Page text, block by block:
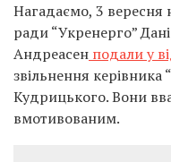
Нагадаємо, 3 вересня
ради “Укренерго”
Андреасен подали у
звільнення
Кудрицького. Вони
вмотивованим.